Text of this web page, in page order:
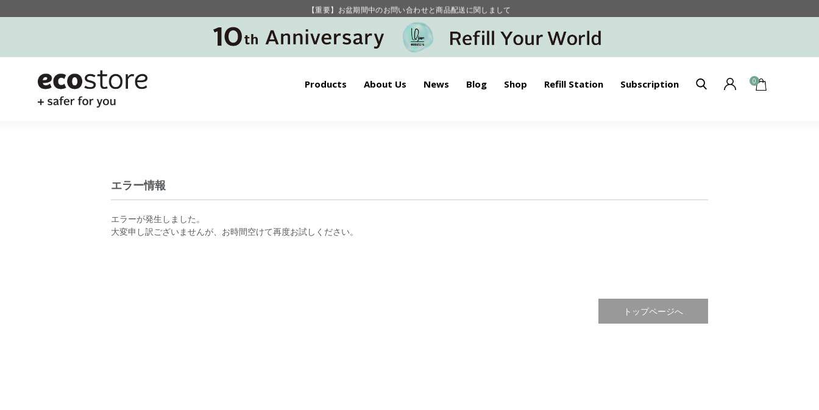
【重要】お盆期間中のお問い合わせと商品配送に関しまして
毎月お得にポイントが貯まる！ “月のポイントアップデー”
Products About Us News Blog Shop Refill Station Subscription 0
エラー情報
エラーが発生しました。
大変申し訳ございませんが、お時間空けて再度お試しください。
トップページへ